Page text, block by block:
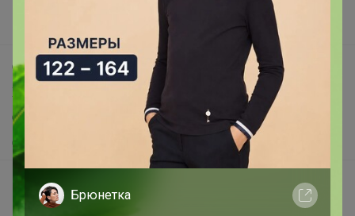
Самое выгодное
Хиты продаж
Самое желанное
Самое быстрое
Начать зарабатывать с 24-ok
Picabox.ru - Лучшее место для ваших изображений
Брюнетка